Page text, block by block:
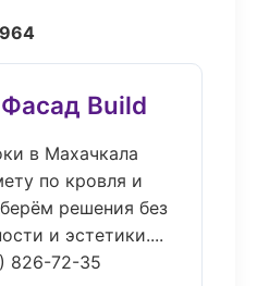
964
Build
в Махачкала
по кровля и
решения без
и эстетики....
826-72-35